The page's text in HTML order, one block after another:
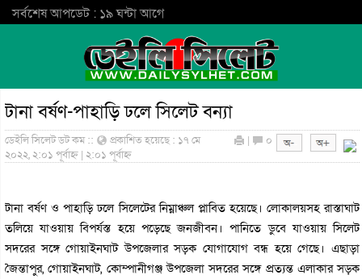
সর্বশেষ আপডেট : ১৯ ঘন্টা আগে
টানা বর্ষণ-পাহাড়ি ঢলে সিলেট বন্যা
ডেইলি সিলেট ডট কম ::
প্রকাশিত হয়েছে : ১৭ মে
২০২২, ২:০১ পূর্বাহ্ন | ২:০১ পূর্বাহ্ন
| ০
টানা বর্ষণ ও পাহাড়ি ঢলে সিলেটের নিম্নাঞ্চল প্লাবিত হয়েছে। লোকালয়সহ রাস্তাঘাট
তলিয়ে যাওয়ায় বিপর্যস্ত হয়ে পড়েছে জনজীবন। পানিতে ডুবে যাওয়ায় সিলেট
সদরের সঙ্গে গোয়াইনঘাট উপজেলার সড়ক যোগাযোগ বন্ধ হয়ে গেছে। এছাড়া
জৈন্তাপুর, গোয়াইনঘাট, কোম্পানীগঞ্জ উপজেলা সদরের সঙ্গে প্রত্যন্ত এলাকার সড়ক